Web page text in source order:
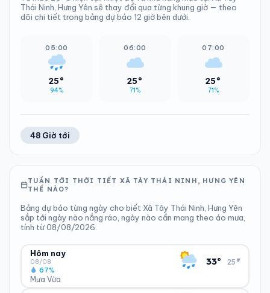
Thái Ninh, Hưng Yên sẽ thay đổi qua từng khung giờ — theo
dõi chi tiết trong bảng dự báo 12 giờ bên dưới.
05:00
25°
94%
06:00
25°
71%
07:00
25°
71%
48 Giờ tới
TUẦN TỚI THỜI TIẾT XÃ TÂY THÁI NINH, HƯNG YÊN
THẾ NÀO?
Bảng dự báo từng ngày cho biết Xã Tây Thái Ninh, Hưng Yên
sắp tới ngày nào nắng ráo, ngày nào cần mang theo áo mưa,
tính từ 08/08/2026.
Hôm nay
08/08
Mưa Vừa
67%
33° 25°
▾